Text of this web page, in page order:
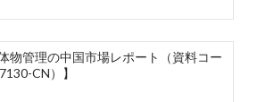
物管理の中国市場レポート（資料コー
CN）】